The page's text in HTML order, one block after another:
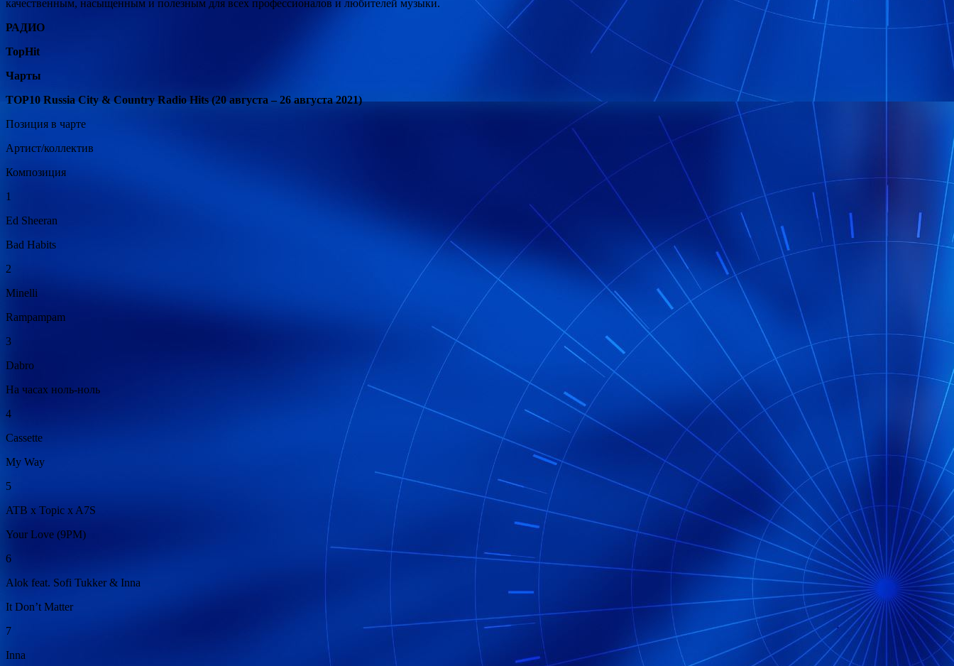
качественным, насыщенным и полезным для всех профессионалов и любителей музыки.
РАДИО
TopHit
Чарты
TOP10 Russia City & Country Radio Hits (20 августа – 26 августа 2021)
Позиция в чарте
Артист/коллектив
Композиция
1
Ed Sheeran
Bad Habits
2
Minelli
Rampampam
3
Dabro
На часах ноль-ноль
4
Cassette
My Way
5
ATB x Topic x A7S
Your Love (9PM)
6
Alok feat. Sofi Tukker & Inna
It Don’t Matter
7
Inna